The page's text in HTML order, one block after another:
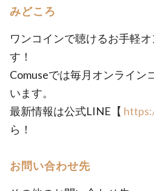
みどころ
ワンコインで聴けるお手軽
す！
Comuseでは毎月オンライン
います。
最新情報は公式LINE【
ら！
お問い合わせ先